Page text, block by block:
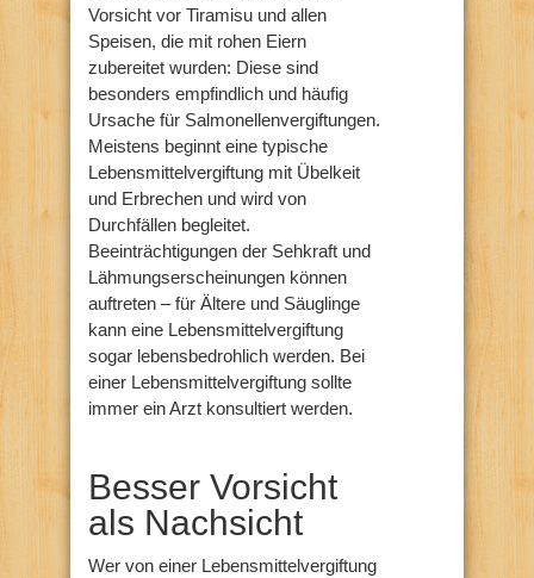
Vorsicht vor Tiramisu und allen
Speisen, die mit rohen Eiern
zubereitet wurden: Diese sind
besonders empfindlich und häufig
Ursache für Salmonellenvergiftungen.
Meistens beginnt eine typische
Lebensmittelvergiftung mit Übelkeit
und Erbrechen und wird von
Durchfällen begleitet.
Beeinträchtigungen der Sehkraft und
Lähmungserscheinungen können
auftreten – für Ältere und Säuglinge
kann eine Lebensmittelvergiftung
sogar lebensbedrohlich werden. Bei
einer Lebensmittelvergiftung sollte
immer ein Arzt konsultiert werden.
Besser Vorsicht
als Nachsicht
Wer von einer Lebensmittelvergiftung